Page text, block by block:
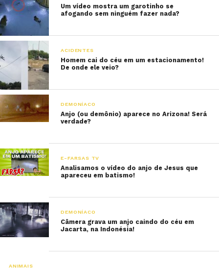
Um vídeo mostra um garotinho se
afogando sem ninguém fazer nada?
ACIDENTES
Homem cai do céu em um estacionamento!
De onde ele veio?
DEMONÍACO
Anjo (ou demônio) aparece no Arizona! Será
verdade?
E-FARSAS TV
Analisamos o vídeo do anjo de Jesus que
apareceu em batismo!
DEMONÍACO
Câmera grava um anjo caindo do céu em
Jacarta, na Indonésia!
ANIMAIS